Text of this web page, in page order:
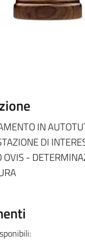
IN
DI
OVIS -